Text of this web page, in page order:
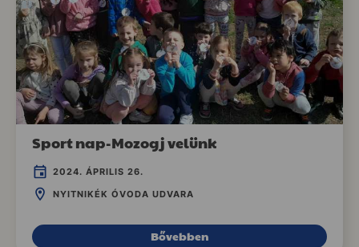
Sport nap-Mozogj velünk
2024. ÁPRILIS 26.
NYITNIKÉK ÓVODA UDVARA
Bővebben